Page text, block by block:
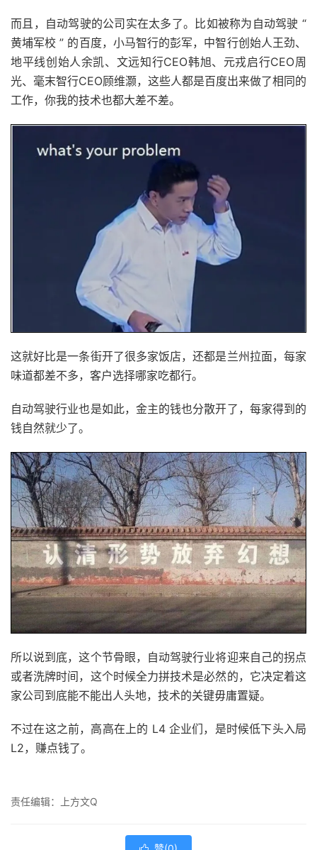
而且，自动驾驶的公司实在太多了。比如被称为自动驾驶 “
黄埔军校 ” 的百度，小马智行的彭军，中智行创始人王劲、
地平线创始人余凯、文远知行CEO韩旭、元戎启行CEO周
光、毫末智行CEO顾维灏，这些人都是百度出来做了相同的
工作，你我的技术也都大差不差。
这就好比是一条街开了很多家饭店，还都是兰州拉面，每家
味道都差不多，客户选择哪家吃都行。
自动驾驶行业也是如此，金主的钱也分散开了，每家得到的
钱自然就少了。
所以说到底，这个节骨眼，自动驾驶行业将迎来自己的拐点
或者洗牌时间，这个时候全力拼技术是必然的，它决定着这
家公司到底能不能出人头地，技术的关键毋庸置疑。
不过在这之前，高高在上的 L4 企业们，是时候低下头入局
L2，赚点钱了。
责任编辑：上方文Q